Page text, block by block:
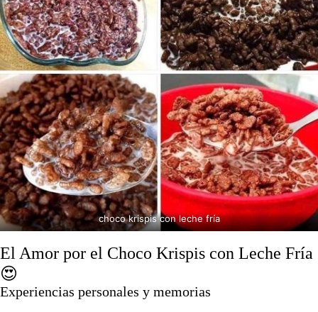
choco krispis con leche fría
El Amor por el Choco Krispis con Leche Fría
😍
Experiencias personales y memorias